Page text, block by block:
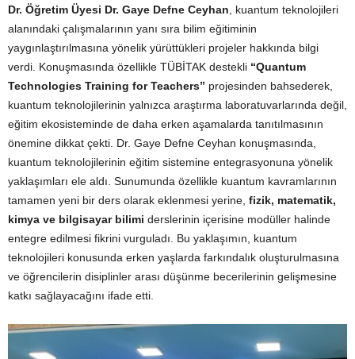
Dr. Öğretim Üyesi Dr. Gaye Defne Ceyhan , kuantum teknolojileri
alanındaki çalışmalarının yanı sıra bilim eğitiminin
yaygınlaştırılmasına yönelik yürüttükleri projeler hakkında bilgi
verdi. Konuşmasında özellikle TÜBİTAK destekli “Quantum
Technologies Training for Teachers” projesinden bahsederek,
kuantum teknolojilerinin yalnızca araştırma laboratuvarlarında değil,
eğitim ekosisteminde de daha erken aşamalarda tanıtılmasının
önemine dikkat çekti. Dr. Gaye Defne Ceyhan konuşmasında,
kuantum teknolojilerinin eğitim sistemine entegrasyonuna yönelik
yaklaşımları ele aldı. Sunumunda özellikle kuantum kavramlarının
tamamen yeni bir ders olarak eklenmesi yerine, fizik, matematik,
kimya ve bilgisayar bilimi derslerinin içerisine modüller halinde
entegre edilmesi fikrini vurguladı. Bu yaklaşımın, kuantum
teknolojileri konusunda erken yaşlarda farkındalık oluşturulmasına
ve öğrencilerin disiplinler arası düşünme becerilerinin gelişmesine
katkı sağlayacağını ifade etti.